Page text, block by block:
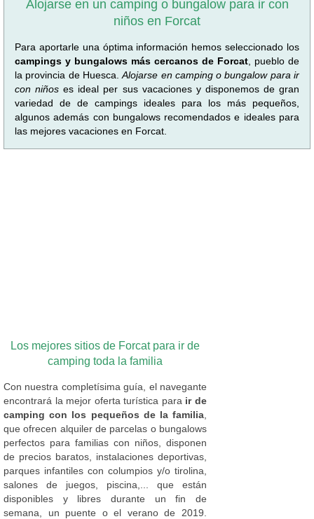
Alojarse en un camping o bungalow para ir con
niños en Forcat
Para aportarle una óptima información hemos seleccionado los
campings y bungalows más cercanos de Forcat , pueblo de
la provincia de Huesca.Alojarse en camping o bungalow para ir
con niños es ideal per sus vacaciones y disponemos de gran
variedad de de campings ideales para los más pequeños,
algunos además con bungalows recomendados e ideales para
las mejores vacaciones en Forcat.
Los mejores sitios de Forcat para ir de
camping toda la familia
Con nuestra completísima guía, el navegante
encontrará la mejor oferta turística para ir de
camping con los pequeños de la familia
que ofrecen alquiler de parcelas o bungalows
perfectos para familias con niños, disponen
de precios baratos, instalaciones deportivas,
parques infantiles con columpios y/o tirolina,
salones de juegos, piscina,... que están
disponibles y libres durante un fin de
semana, un puente o el verano de 2019.